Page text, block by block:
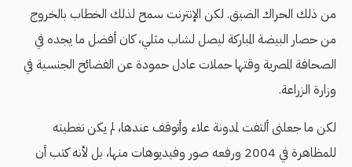
من ذلك الحراك الضيق. لكن الإنترنت سمح لذلك الخطاب بالخروج
من حصار البيضة المباركة ليصل لشاب مثلي، كان أفضل ما يجده في
الصحافة المصرية وقتها حملات عادل حمودة عن الفضائح الجنسية في
وزارة الزراعة.
لكن ما جعلنى ألتفت لمدونة علاء وأتوقف عندها، لم يكن تغطيته
للمظاهرة في 2004 ورفعه صور وفيديوهات منها، بل لأنه كتب أن